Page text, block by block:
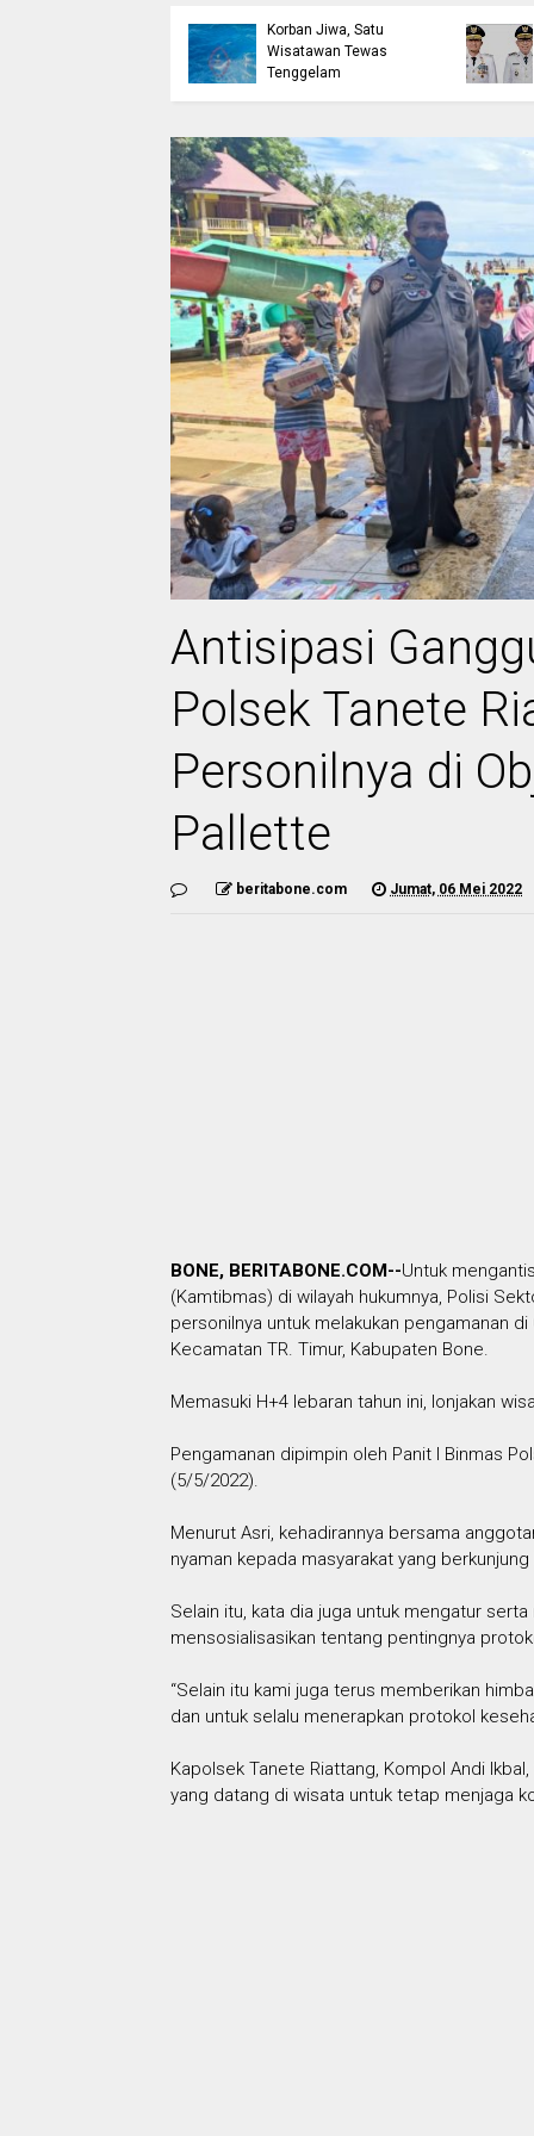
Korban Jiwa, Satu
Wisatawan Tewas
Tenggelam
Antisipasi
Polsek Tanete
Personilnya di
Pallette
beritabone.com Jumat, 06 Mei 2022
BONE, BERITABONE.COM--Untuk
(Kamtibmas) di wilayah hukumnya, Polisi
personilnya untuk melakukan pengamanan
Kecamatan TR. Timur, Kabupaten Bone.
Memasuki H+4 lebaran tahun ini, lonjakan
Pengamanan dipimpin oleh Panit I Binmas
(5/5/2022).
Menurut Asri, kehadirannya bersama
nyaman kepada masyarakat yang
Selain itu, kata dia juga untuk mengatur
mensosialisasikan tentang pentingnya
“Selain itu kami juga terus memberikan
dan untuk selalu menerapkan protokol
Kapolsek Tanete Riattang, Kompol Andi
yang datang di wisata untuk tetap menjaga